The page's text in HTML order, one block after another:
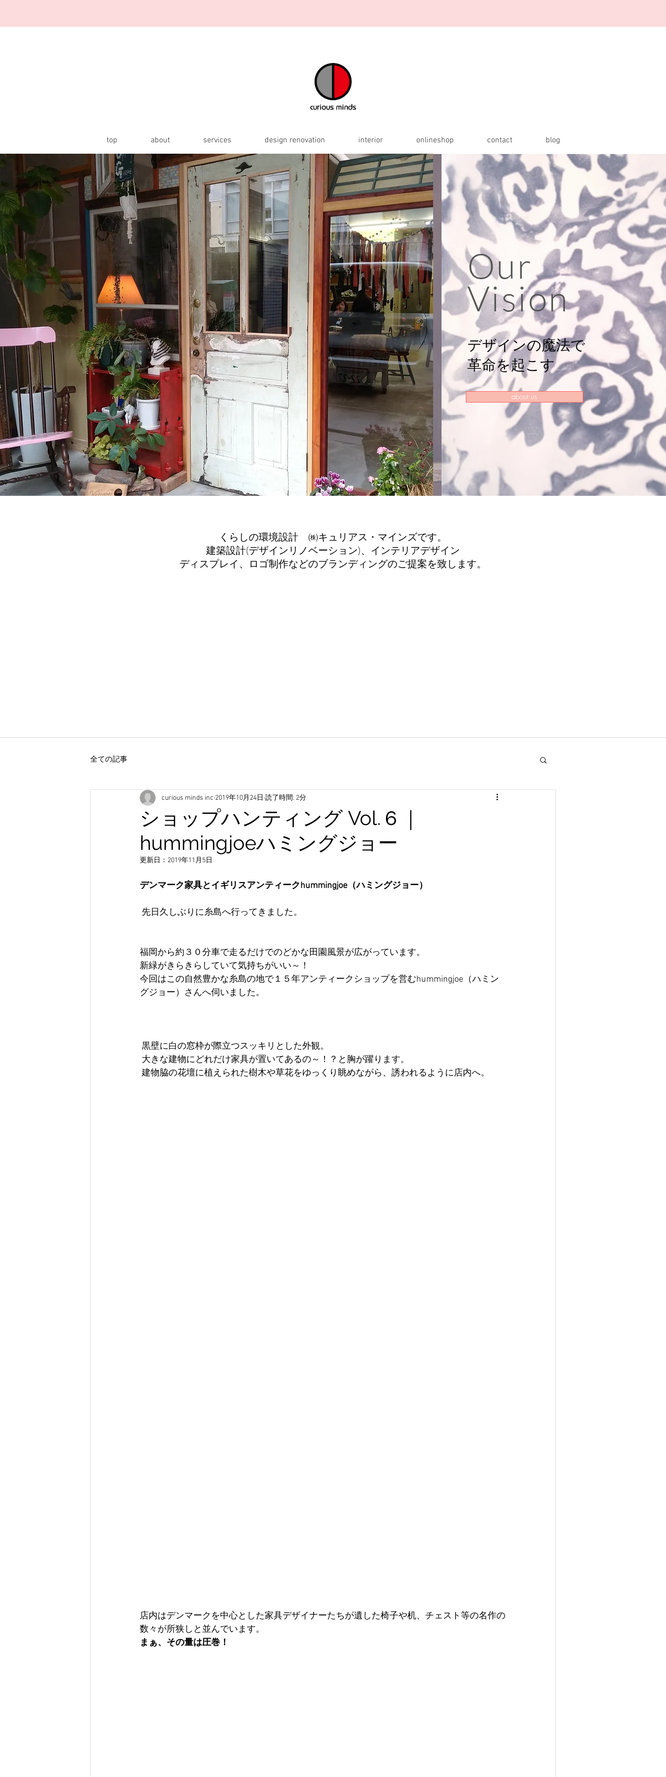
top about services design renovation interior onlineshop contact blog
Our
Vision
デザインの魔法で
​革命を起こす
about us
​くらしの環境設計 ㈱キュリアス・マインズです。
建築設計(デザインリノベーション)、インテリアデザイン
ディスプレイ、ロゴ制作などのブランディングのご提案を致します。
全ての記事
ショップハンティング Vol.６｜
hummingjoeハミングジョー
curious minds inc 2019年10月24日 読了時間: 2分
更新日： 2019年11月5日
デンマーク家具とイギリスアンティークhummingjoe（ハミングジョー）
先日久しぶりに糸島へ行ってきました。
福岡から約３０分車で走るだけでのどかな田園風景が広がっています。
新緑がきらきらしていて気持ちがいい～！
今回はこの自然豊かな糸島の地で１５年アンティークショップを営むhummingjoe（ハミン
グジョー）さんへ伺いました。
黒壁に白の窓枠が際立つスッキリとした外観。
大きな建物にどれだけ家具が置いてあるの～！？と胸が躍ります。
建物脇の花壇に植えられた樹木や草花をゆっくり眺めながら、誘われるように店内へ。
店内はデンマークを中心とした家具デザイナーたちが遺した椅子や机、チェスト等の名作の
数々が所狭しと並んでいます。
まぁ、その量は圧巻！